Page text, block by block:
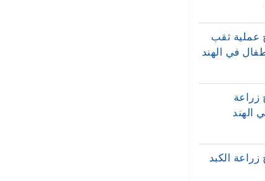
عملية ثقب
في الهند
زراعة
الهند
الكبد